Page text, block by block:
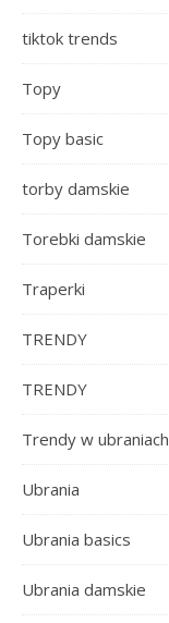
tiktok trends
Topy
Topy basic
torby damskie
Torebki damskie
Traperki
TRENDY
TRENDY
Trendy w ubraniach
Ubrania
Ubrania basics
Ubrania damskie